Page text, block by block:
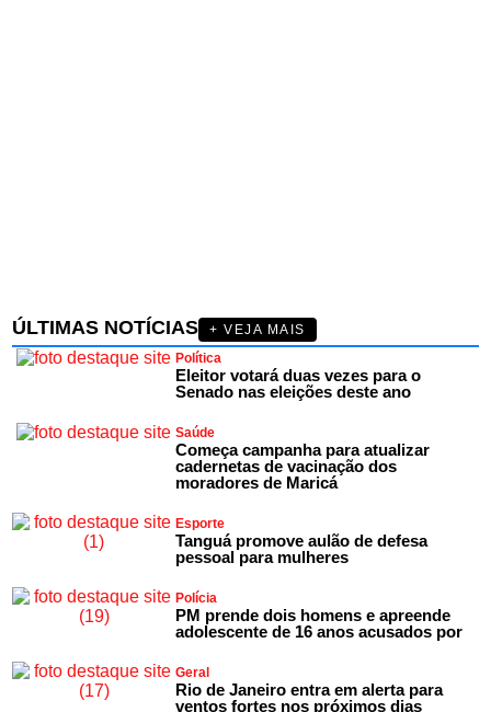
ÚLTIMAS NOTÍCIAS
+ VEJA MAIS
Política
Eleitor votará duas vezes para o
Senado nas eleições deste ano
Saúde
Começa campanha para atualizar
cadernetas de vacinação dos
moradores de Maricá
Esporte
Tanguá promove aulão de defesa
pessoal para mulheres
Polícia
PM prende dois homens e apreende
adolescente de 16 anos acusados por
Geral
Rio de Janeiro entra em alerta para
ventos fortes nos próximos dias